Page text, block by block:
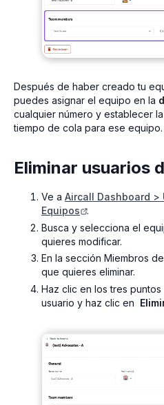
Después de haber creado tu
puedes asignar el equipo en la
cualquier número y establecer
tiempo de cola para ese equipo.
Eliminar usuarios
Ve a Aircall Dashboard >
Equipos
.
Busca y selecciona el
quieres modificar.
En la sección Miembros
que quieres eliminar.
Haz clic en los tres
usuario y haz clic en